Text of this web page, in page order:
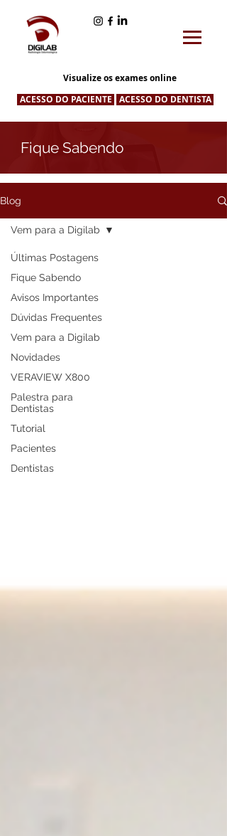
Visualize os exames online
ACESSO DO PACIENTE
ACESSO DO DENTISTA
Fique Sabendo
Blog
Últimas Postagens
Fique Sabendo
Avisos Importantes
Dúvidas Frequentes
Vem para a Digilab
Novidades
VERAVIEW X800
Palestra para
Dentistas
Tutorial
Pacientes
Dentistas
Vem para a Digilab